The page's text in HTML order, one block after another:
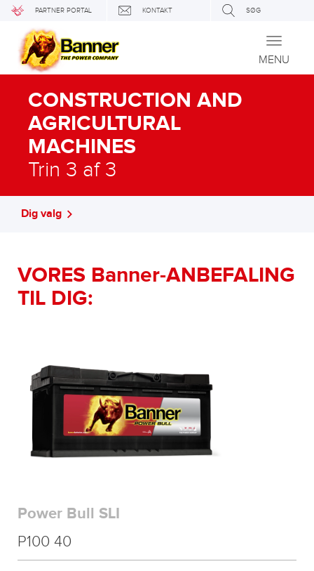
PARTNER PORTAL KONTAKT SØG
Toggle
MENU
CONSTRUCTION AND
AGRICULTURAL
MACHINES
Trin 3 af 3
Dig valg
VORES Banner-ANBEFALING
TIL DIG:
Power Bull SLI
P100 40